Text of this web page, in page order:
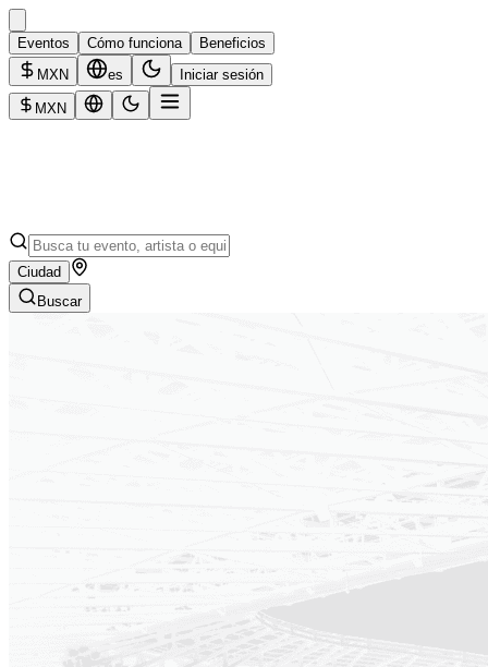
Eventos Cómo funciona
Beneficios
MXN
es Iniciar sesión
MXN
Ciudad
Buscar